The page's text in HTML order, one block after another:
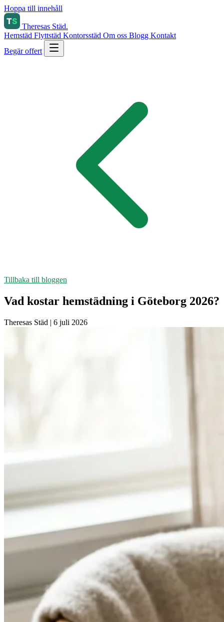
Hoppa till innehåll
Theresas Städ.
Hemstäd Flyttstäd Kontorsstäd Om oss Blogg Kontakt
Begär offert
Tillbaka till bloggen
Vad kostar hemstädning i Göteborg 2026?
Theresas Städ | 6 juli 2026